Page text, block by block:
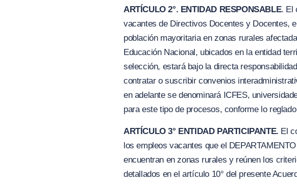
ARTÍCULO 2°. ENTIDAD RESPONSABLE. El
vacantes de Directivos Docentes y Docentes,
población mayoritaria en zonas rurales
Educación Nacional, ubicados en la entidad
selección, estará bajo la directa
contratar o suscribir convenios
en adelante se denominará ICFES,
para este tipo de procesos, conforme lo
ARTÍCULO 3° ENTIDAD PARTICIPANTE. El
los empleos vacantes que el
encuentran en zonas rurales y reúnen los
detallados en el artículo 10° del presente